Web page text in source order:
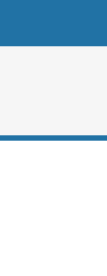
contenuto